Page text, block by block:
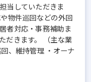
当していただきま
物件巡回などの外回
者対応・事務補助ま
だきます。 （主な業
、維持管理 ・オーナ